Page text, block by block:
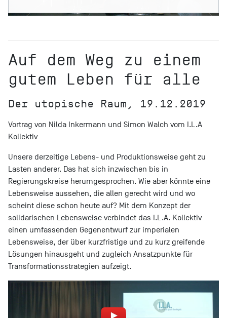
Auf dem Weg zu einem
gutem Leben für alle
Der utopische Raum, 19.12.2019
Vortrag von Nilda Inkermann und Simon Walch vom I.L.A
Kollektiv
Unsere derzeitige Lebens- und Produktionsweise geht zu
Lasten anderer. Das hat sich inzwischen bis in
Regierungskreise herumgesprochen. Wie aber könnte eine
Lebensweise aussehen, die allen gerecht wird und wo
scheint diese schon heute auf? Mit dem Konzept der
solidarischen Lebensweise verbindet das I.L.A. Kollektiv
einen umfassenden Gegenentwurf zur imperialen
Lebensweise, der über kurzfristige und zu kurz greifende
Lösungen hinausgeht und zugleich Ansatzpunkte für
Transformationsstrategien aufzeigt.